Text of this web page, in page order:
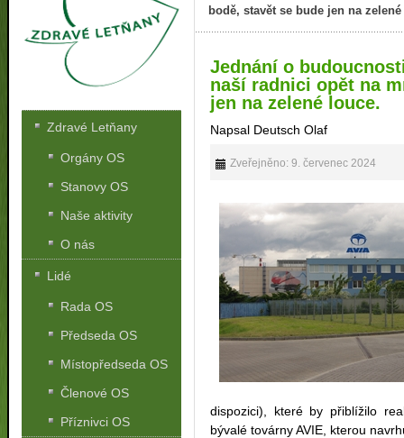
bodě, stavět se bude jen na
Jednání o
naší radnici opět na
jen na zelené louce.
Napsal Deutsch Olaf
Zveřejněno: 9. červenec 2024
dispozici), které by přiblížilo
bývalé továrny AVIE, kterou
Zdravé Letňany
Orgány OS
Stanovy OS
Naše aktivity
O nás
Lidé
Rada OS
Předseda OS
Místopředseda OS
Členové OS
Příznivci OS